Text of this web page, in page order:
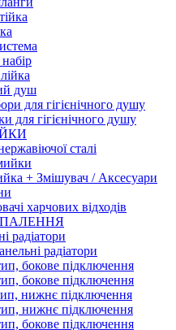
душ
для гігієнічного душу
для гігієнічного душу
сталі
+ Змішувач / Аксесуари
харчових відходів
радіатори
радіатори
бокове підключення
бокове підключення
нижнє підключення
нижнє підключення
бокове підключення